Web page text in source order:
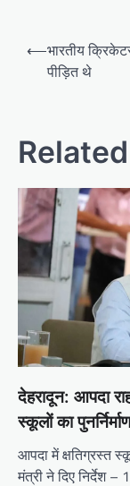
Post
navigation
⟵भारतीय
पीड़ित थे
देहरादून: आपदा
स्कूलों का
आपदा में क्षतिग्रस्त
मंत्री ने दिए निर्देश –